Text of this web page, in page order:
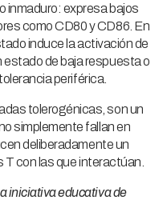
inmaduro: expresa bajos
como CD80 y CD86. En
induce la activación de
de baja respuesta o
periférica.
tolerogénicas, son un
simplemente fallan en
deliberadamente un
con las que interactúan.
iniciativa educativa de